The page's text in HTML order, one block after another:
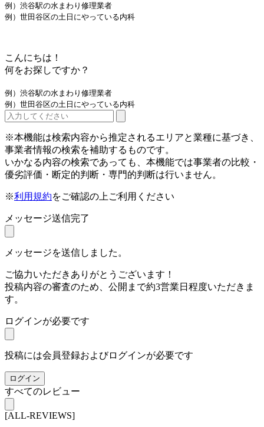
例）渋谷駅の水まわり修理業者
例）世田谷区の土日にやっている内科
こんにちは！
何をお探しですか？
例）渋谷駅の水まわり修理業者
例）世田谷区の土日にやっている内科
※本機能は検索内容から推定されるエリアと業種に基づき、
事業者情報の検索を補助するものです。
いかなる内容の検索であっても、本機能では事業者の比較・
優劣評価・断定的判断・専門的判断は行いません。
※利用規約をご確認の上ご利用ください
メッセージ送信完了
メッセージを送信しました。
ご協力いただきありがとうございます！
投稿内容の審査のため、公開まで約3営業日程度いただきま
す。
ログインが必要です
投稿には会員登録およびログインが必要です
ログイン
すべてのレビュー
[ALL-REVIEWS]